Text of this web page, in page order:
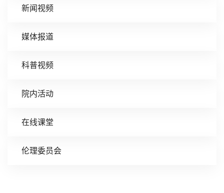
新闻视频
媒体报道
科普视频
院内活动
在线课堂
伦理委员会